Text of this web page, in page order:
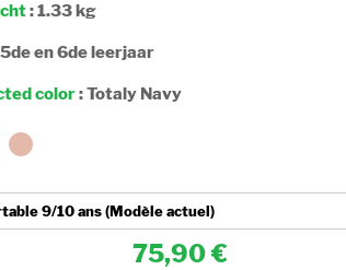
: 1.33 kg
en 6de leerjaar
color:Totaly Navy
75,90